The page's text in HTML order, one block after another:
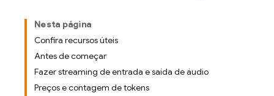
Nesta página
Confira recursos úteis
Antes de começar
Fazer streaming de entrada e saída de áudio
Preços e contagem de tokens